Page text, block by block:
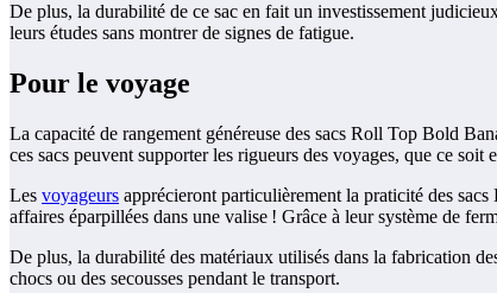
De plus, la durabilité de ce sac en fait un investissement
leurs études sans montrer de signes de fatigue.
Pour le voyage
La capacité de rangement généreuse des sacs Roll Top Bold
ces sacs peuvent supporter les rigueurs des voyages, que ce
Les voyageurs apprécieront particulièrement la praticité des
affaires éparpillées dans une valise ! Grâce à leur système de
De plus, la durabilité des matériaux utilisés dans la fabrication
chocs ou des secousses pendant le transport.